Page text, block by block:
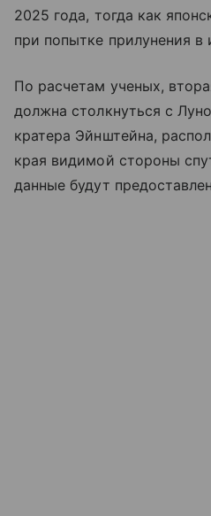
2025 года, тогда как
при попытке прилунения в
По расчетам ученых,
должна столкнуться с
кратера Эйнштейна,
края видимой стороны
данные будут